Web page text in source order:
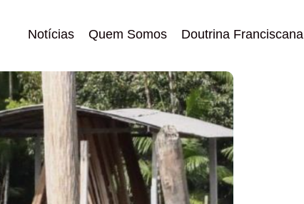
Notícias Quem Somos Doutrina Franciscana